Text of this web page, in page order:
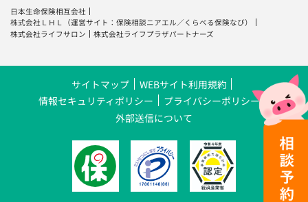
日本生命保険相互会社
株式会社ＬＨＬ （運営サイト：保険相談ニアエル／ くらべる保険なび）
株式会社ライフサロン
株式会社ライフプラザパートナーズ
サイトマップ
WEBサイト利用規約
情報セキュリティポリシー
プライバシーポリシー
外部送信について